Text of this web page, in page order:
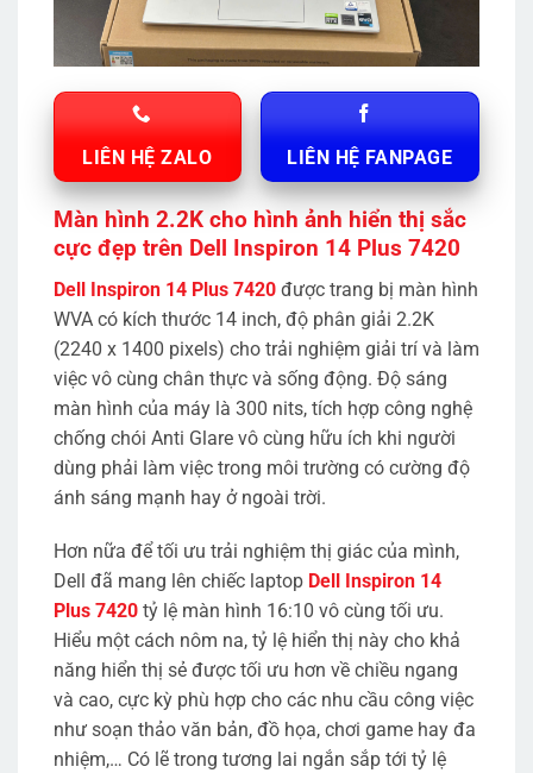
LIÊN HỆ ZALO LIÊN HỆ FANPAGE
Màn hình 2.2K cho hình ảnh hiển thị sắc
cực đẹp trên Dell Inspiron 14 Plus 7420
Dell Inspiron 14 Plus 7420 được trang bị màn hình
WVA có kích thước 14 inch, độ phân giải 2.2K
(2240 x 1400 pixels) cho trải nghiệm giải trí và làm
việc vô cùng chân thực và sống động. Độ sáng
màn hình của máy là 300 nits, tích hợp công nghệ
chống chói Anti Glare vô cùng hữu ích khi người
dùng phải làm việc trong môi trường có cường độ
ánh sáng mạnh hay ở ngoài trời.
Hơn nữa để tối ưu trải nghiệm thị giác của mình,
Dell đã mang lên chiếc laptop Dell Inspiron 14
Plus 7420 tỷ lệ màn hình 16:10 vô cùng tối ưu.
Hiểu một cách nôm na, tỷ lệ hiển thị này cho khả
năng hiển thị sẻ được tối ưu hơn về chiều ngang
và cao, cực kỳ phù hợp cho các nhu cầu công việc
như soạn thảo văn bản, đồ họa, chơi game hay đa
nhiệm,… Có lẽ trong tương lai ngắn sắp tới tỷ lệ